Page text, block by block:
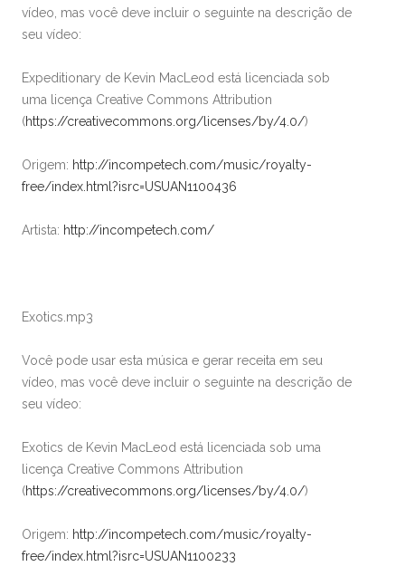
vídeo, mas você deve incluir o seguinte na descrição de
seu vídeo:
Expeditionary de Kevin MacLeod está licenciada sob
uma licença Creative Commons Attribution
(https://creativecommons.org/licenses/by/4.0/)
Origem: http://incompetech.com/music/royalty-
free/index.html?isrc=USUAN1100436
Artista: http://incompetech.com/
Exotics.mp3
Você pode usar esta música e gerar receita em seu
vídeo, mas você deve incluir o seguinte na descrição de
seu vídeo:
Exotics de Kevin MacLeod está licenciada sob uma
licença Creative Commons Attribution
(https://creativecommons.org/licenses/by/4.0/)
Origem: http://incompetech.com/music/royalty-
free/index.html?isrc=USUAN1100233